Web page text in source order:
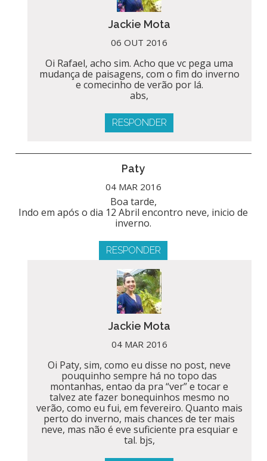
Jackie Mota
06 OUT 2016
Oi Rafael, acho sim. Acho que vc pega uma
mudança de paisagens, com o fim do inverno
e comecinho de verão por lá.
abs,
RESPONDER
Paty
04 MAR 2016
Boa tarde,
Indo em após o dia 12 Abril encontro neve, inicio de
inverno.
RESPONDER
Jackie Mota
04 MAR 2016
Oi Paty, sim, como eu disse no post, neve
pouquinho sempre há no topo das
montanhas, entao da pra “ver” e tocar e
talvez ate fazer bonequinhos mesmo no
verão, como eu fui, em fevereiro. Quanto mais
perto do inverno, mais chances de ter mais
neve, mas não é eve suficiente pra esquiar e
tal. bjs,